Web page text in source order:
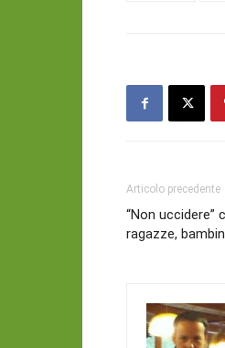
Articolo precedente
“Non uccidere”
ragazze,